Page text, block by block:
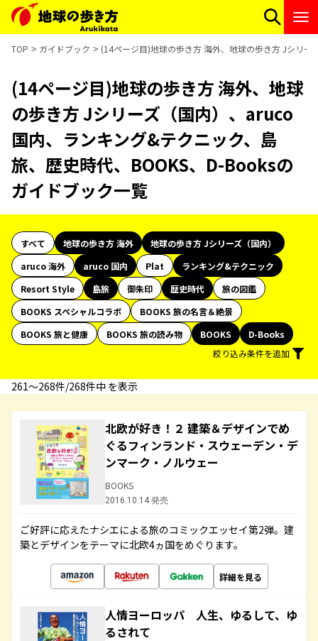
TOP ガイドブック (14ページ目)地球の歩き方 海外、地球の歩き方 Jシリ
(14ページ目)地球の歩き方 海外、地球
の歩き方 Jシリーズ（国内）、aruco
国内、ランキング&テクニック、島
旅、歴史時代、BOOKS、D-Booksの
ガイドブック一覧
すべて 地球の歩き方 海外
地球の歩き方 Jシリーズ（国内）
aruco 海外
aruco 国内 Plat
ランキング&テクニック
Resort Style
島旅 御朱印 歴史時代
旅の図鑑
BOOKS スペシャルコラボ
BOOKS 旅の名言＆絶景
BOOKS 旅と健康
BOOKS 旅の読み物 BOOKS
D-Books
絞り込み条件を追加
261〜268件/268件中 を表示
北欧が好き！２ 建築＆デザインでめ
ぐるフィンランド・スウェーデン・デ
ンマーク・ノルウェー
BOOKS
2016.10.14 発売
ご好評に応えたナシエによる旅のコミックエッセイ第2弾。建
築とデザインをテーマに北欧4ヵ国をめぐります。
詳細を見る
人情ヨーロッパ 人生、ゆるして、ゆ
るされて